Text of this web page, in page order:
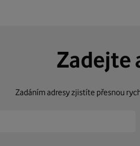
Zadejte
Zadáním adresy zjistíte přesnou